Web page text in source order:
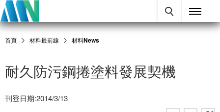
首頁 材料最前線 材料News
耐久防污鋼捲塗料發展契機
刊登日期:2014/3/13